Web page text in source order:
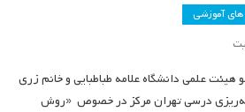
های آموزشی
هیئت علمی دانشگاه علامه طباطبایی و خانم زری
درسی تهران مرکز در خصوص «روش